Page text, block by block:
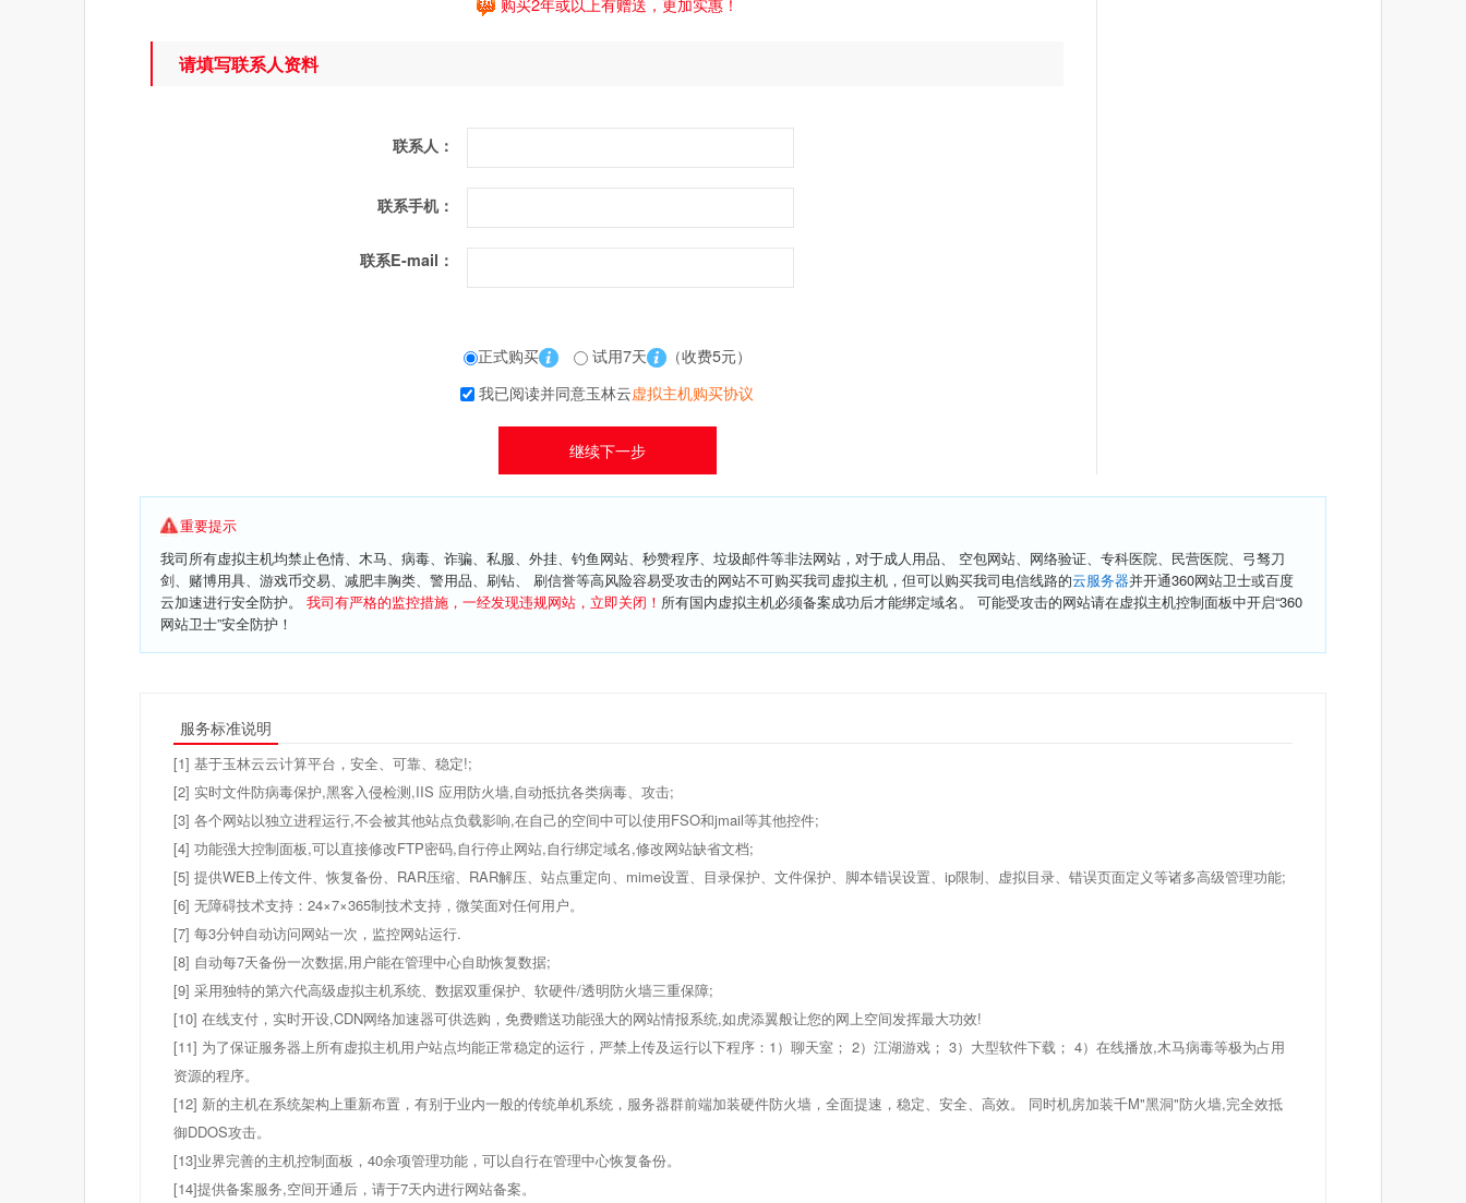
请填写联系人资料
联系人：
联系手机：
联系E-mail：
正式购买 试用7天
（收费5元）
我已阅读并同意玉林云虚拟主机购买协议
重要提示
我司所有虚拟主机均禁止色情、木马、病毒、诈骗、私服、外挂、钓鱼网站、秒赞程序、垃圾邮件等非法网站，对于成人用品、 空包网站、网络验证、专科医院、民营医院、弓驽刀
剑、赌博用具、游戏币交易、减肥丰胸类、警用品、刷钻、 刷信誉等高风险容易受攻击的网站不可购买我司虚拟主机，但可以购买我司电信线路的云服务器并开通360网站卫士或百度
云加速进行安全防护。 我司有严格的监控措施，一经发现违规网站，立即关闭！ 所有国内虚拟主机必须备案成功后才能绑定域名。 可能受攻击的网站请在虚拟主机控制面板中开启“360
网站卫士”安全防护！
服务标准说明
[1] 基于玉林云云计算平台，安全、可靠、稳定!;
[2] 实时文件防病毒保护,黑客入侵检测,IIS 应用防火墙,自动抵抗各类病毒、攻击;
[3] 各个网站以独立进程运行,不会被其他站点负载影响,在自己的空间中可以使用FSO和jmail等其他控件;
[4] 功能强大控制面板,可以直接修改FTP密码,自行停止网站,自行绑定域名,修改网站缺省文档;
[5] 提供WEB上传文件、恢复备份、RAR压缩、RAR解压、站点重定向、mime设置、目录保护、文件保护、脚本错误设置、ip限制、虚拟目录、错误页面定义等诸多高级管理功能;
[6] 无障碍技术支持：24×7×365制技术支持，微笑面对任何用户。
[7] 每3分钟自动访问网站一次，监控网站运行.
[8] 自动每7天备份一次数据,用户能在管理中心自助恢复数据;
[9] 采用独特的第六代高级虚拟主机系统、数据双重保护、软硬件/透明防火墙三重保障;
[10] 在线支付，实时开设,CDN网络加速器可供选购，免费赠送功能强大的网站情报系统,如虎添翼般让您的网上空间发挥最大功效!
[11] 为了保证服务器上所有虚拟主机用户站点均能正常稳定的运行，严禁上传及运行以下程序：1）聊天室； 2）江湖游戏； 3）大型软件下载； 4）在线播放,木马病毒等极为占用
资源的程序。
[12] 新的主机在系统架构上重新布置，有别于业内一般的传统单机系统，服务器群前端加装硬件防火墙，全面提速，稳定、安全、高效。 同时机房加装千M"黑洞"防火墙,完全效抵
御DDOS攻击。
[13]业界完善的主机控制面板，40余项管理功能，可以自行在管理中心恢复备份。
[14]提供备案服务,空间开通后，请于7天内进行网站备案。